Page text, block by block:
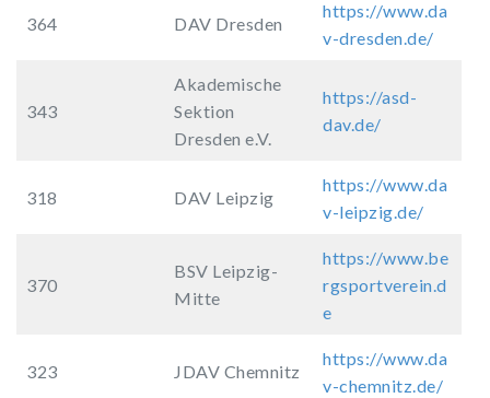
364 DAV Dresden
https://www.da
v-dresden.de/
343
Akademische
Sektion
Dresden e.V.
https://asd-
dav.de/
318 DAV Leipzig
https://www.da
v-leipzig.de/
370
BSV Leipzig-
Mitte
https://www.be
rgsportverein.d
e
323 JDAV Chemnitz
https://www.da
v-chemnitz.de/